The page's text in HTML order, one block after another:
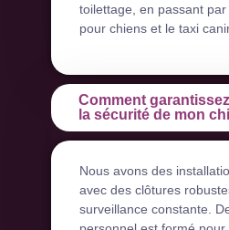
toilettage, en passant
pour chiens et le taxi
Comment
la sécurité de mon
Nous avons des
avec des clôtures
surveillance constante.